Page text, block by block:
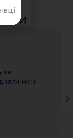
мені